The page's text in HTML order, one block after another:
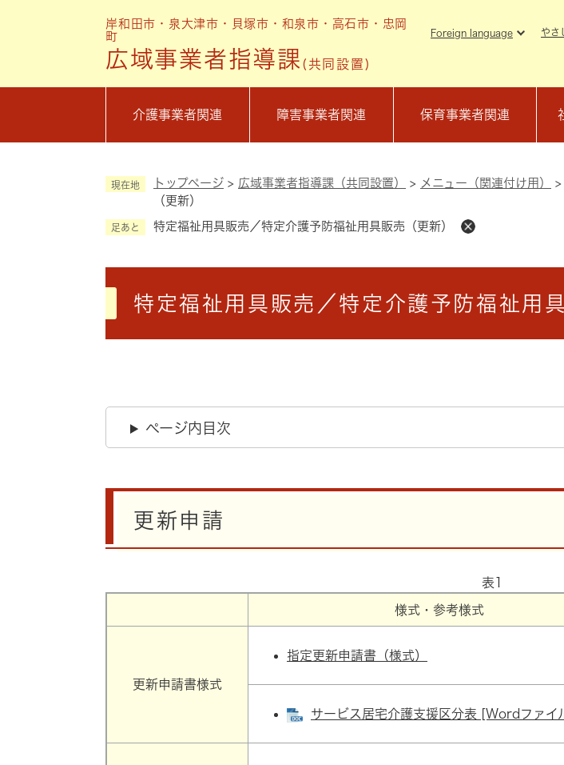
先
す
岸和田市・泉大津市・貝塚市・和泉市・高石市・忠岡
町
広域事業者指導課 (共同設置)
Foreign language やさ
介護事業者関連 障害事業者関連 保育事業者関連
現在地 トップページ > 広域事業者指導課（共同設置） > メニュー（関連付け用） >
（更新）
足あと 特定福祉用具販売／特定介護予防福祉用具販売（更新）
特定福祉用具販売／特定介護予防福祉用
ページ内目次
更新申請
表1
様式・参考様式
更新申請書様式
指定更新申請書（様式）
サービス居宅介護支援区分表 [Wordファイ